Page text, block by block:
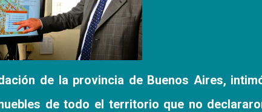
de la provincia de Buenos Aires,
de todo el territorio que no